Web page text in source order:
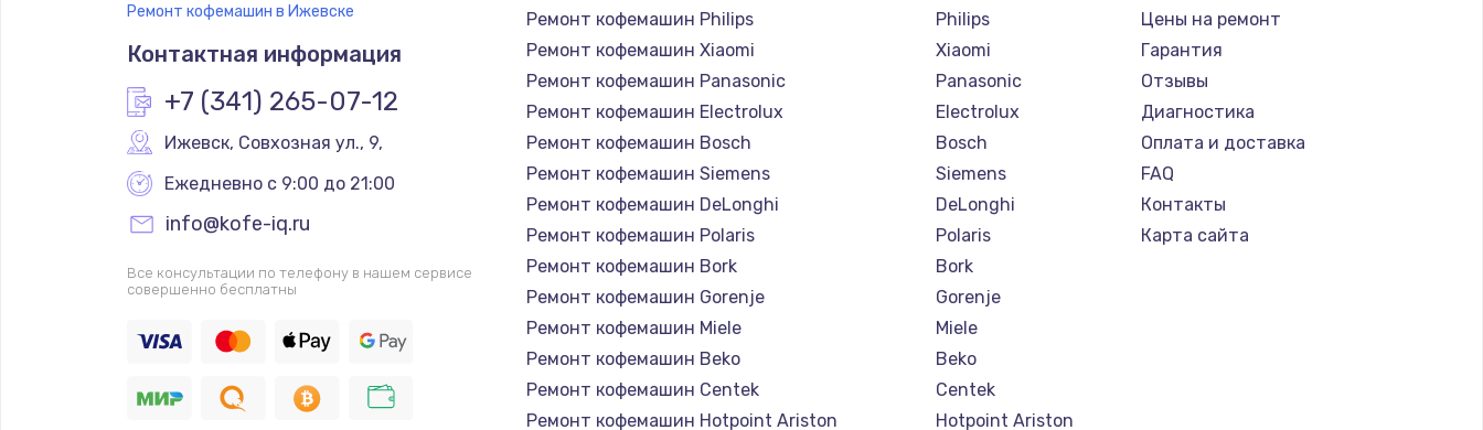
Ремонт кофемашин в Ижевске
Контактная информация
+7 (341) 265-07-12
Ижевск, Совхозная ул., 9,
Ежедневно с 9:00 до 21:00
info@kofe-iq.ru
Все консультации по телефону в нашем сервисе
совершенно бесплатны
Ремонт кофемашин Philips
Ремонт кофемашин Xiaomi
Ремонт кофемашин Panasonic
Ремонт кофемашин Electrolux
Ремонт кофемашин Bosch
Ремонт кофемашин Siemens
Ремонт кофемашин DeLonghi
Ремонт кофемашин Polaris
Ремонт кофемашин Bork
Ремонт кофемашин Gorenje
Ремонт кофемашин Miele
Ремонт кофемашин Beko
Ремонт кофемашин Centek
Ремонт кофемашин Hotpoint Ariston
Philips
Xiaomi
Panasonic
Electrolux
Bosch
Siemens
DeLonghi
Polaris
Bork
Gorenje
Miele
Beko
Centek
Hotpoint Ariston
Цены на ремонт
Гарантия
Отзывы
Диагностика
Оплата и доставка
FAQ
Контакты
Карта сайта